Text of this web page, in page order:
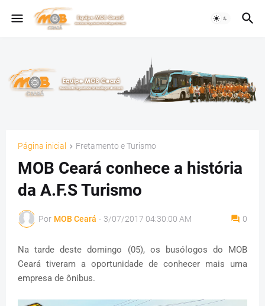
Página inicial Fretamento e Turismo
MOB Ceará conhece a história
da A.F.S Turismo
Por MOB Ceará - 3/07/2017 04:30:00 AM 0
Na tarde deste domingo (05), os busólogos do MOB
Ceará tiveram a oportunidade de conhecer mais uma
empresa de ônibus.